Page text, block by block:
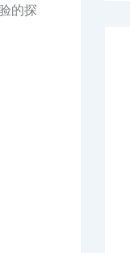
的探